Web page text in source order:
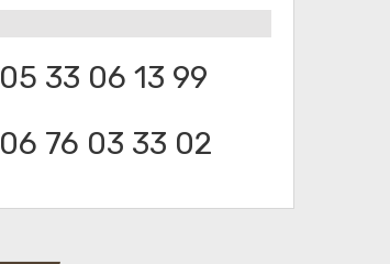
05 33 06 13 99
06 76 03 33 02